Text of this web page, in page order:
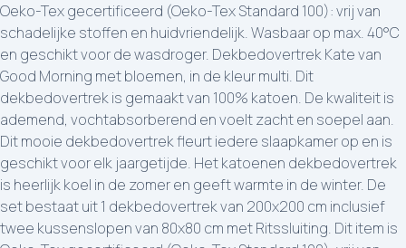
Oeko-Tex gecertificeerd (Oeko-Tex Standard 100): vrij van
schadelijke stoffen en huidvriendelijk. Wasbaar op max. 40°C
en geschikt voor de wasdroger. Dekbedovertrek Kate van
Good Morning met bloemen, in de kleur multi. Dit
dekbedovertrek is gemaakt van 100% katoen. De kwaliteit is
ademend, vochtabsorberend en voelt zacht en soepel aan.
Dit mooie dekbedovertrek fleurt iedere slaapkamer op en is
geschikt voor elk jaargetijde. Het katoenen dekbedovertrek
is heerlijk koel in de zomer en geeft warmte in de winter. De
set bestaat uit 1 dekbedovertrek van 200x200 cm inclusief
twee kussenslopen van 80x80 cm met Ritssluiting. Dit item is